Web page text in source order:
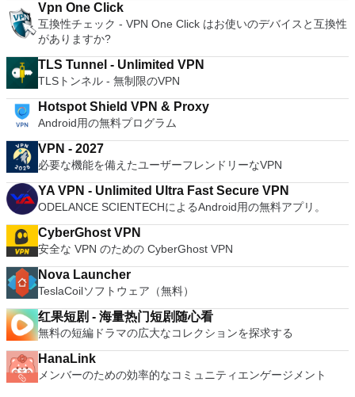
Vpn One Click
互換性チェック - VPN One Click はお使いのデバイスと互換性
がありますか?
TLS Tunnel - Unlimited VPN
TLSトンネル - 無制限のVPN
Hotspot Shield VPN & Proxy
Android用の無料プログラム
VPN - 2027
必要な機能を備えたユーザーフレンドリーなVPN
YA VPN - Unlimited Ultra Fast Secure VPN
ODELANCE SCIENTECHによるAndroid用の無料アプリ。
CyberGhost VPN
安全な VPN のための CyberGhost VPN
Nova Launcher
TeslaCoilソフトウェア（無料）
红果短剧 - 海量热门短剧随心看
無料の短編ドラマの広大なコレクションを探求する
HanaLink
メンバーのための効率的なコミュニティエンゲージメント